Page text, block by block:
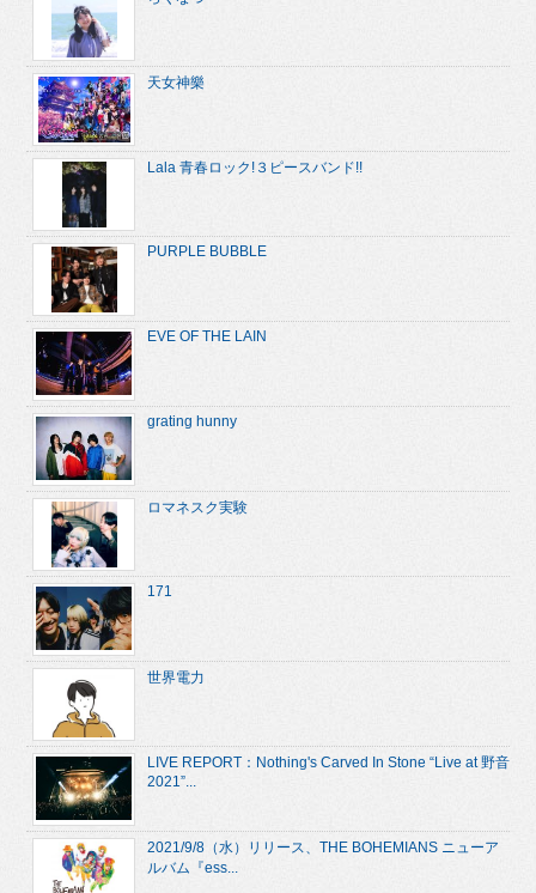
天女神樂
Lala 青春ロック!３ピースバンド!!
PURPLE BUBBLE
EVE OF THE LAIN
grating hunny
ロマネスク実験
171
世界電力
LIVE REPORT：Nothing's Carved In Stone “Live at 野音
2021”...
2021/9/8（水）リリース、THE BOHEMIANS ニューア
ルバム『ess...